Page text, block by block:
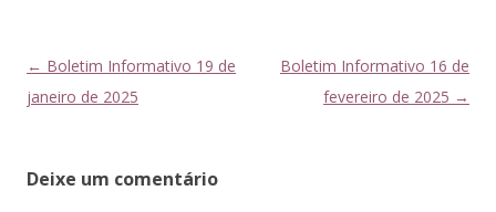
Navegação
de
← Boletim Informativo 19 de
janeiro de 2025
Boletim Informativo 16 de
fevereiro de 2025 →
Deixe um comentário